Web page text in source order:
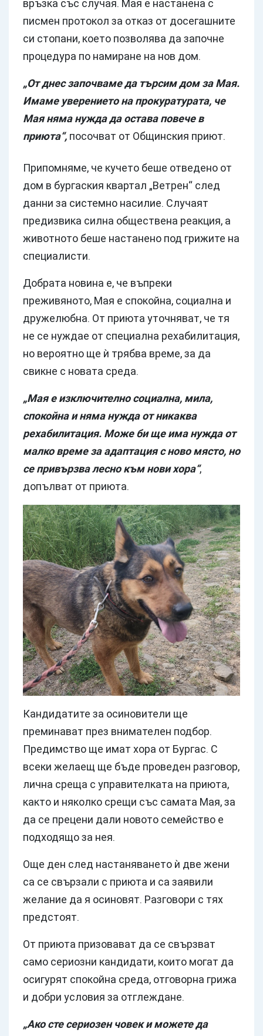
връзка със случая. Мая е настанена с
писмен протокол за отказ от досегашните
си стопани, което позволява да започне
процедура по намиране на нов дом.
„От днес започваме да търсим дом за Мая.
Имаме уверението на прокуратурата, че
Мая няма нужда да остава повече в
приюта“, посочват от Общинския приют.
Припомняме, че кучето беше отведено от
дом в бургаския квартал „Ветрен“ след
данни за системно насилие. Случаят
предизвика силна обществена реакция, а
животното беше настанено под грижите на
специалисти.
Добрата новина е, че въпреки
преживяното, Мая е спокойна, социална и
дружелюбна. От приюта уточняват, че тя
не се нуждае от специална рехабилитация,
но вероятно ще ѝ трябва време, за да
свикне с новата среда.
„Мая е изключително социална, мила,
спокойна и няма нужда от никаква
рехабилитация. Може би ще има нужда от
малко време за адаптация с ново място, но
се привързва лесно към нови хора“,
допълват от приюта.
Кандидатите за осиновители ще
преминават през внимателен подбор.
Предимство ще имат хора от Бургас. С
всеки желаещ ще бъде проведен разговор,
лична среща с управителката на приюта,
както и няколко срещи със самата Мая, за
да се прецени дали новото семейство е
подходящо за нея.
Още ден след настаняването ѝ две жени
са се свързали с приюта и са заявили
желание да я осиновят. Разговори с тях
предстоят.
От приюта призовават да се свързват
само сериозни кандидати, които могат да
осигурят спокойна среда, отговорна грижа
и добри условия за отглеждане.
„Ако сте сериозен човек и можете да